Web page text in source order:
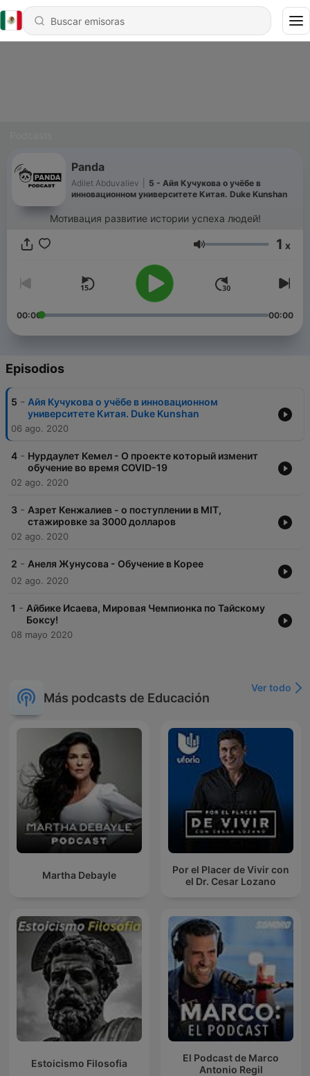
Panda
Adilet Abduvaliev
5 - Айя Кучукова о учёбе в
инновационном университете Китая. Duke Kunshan
Мотивация развитие истории успеха людей!
Volumen 1 x
00:00 00:00
Episodios
5 - Айя Кучукова о учёбе в инновационном
университете Китая. Duke Kunshan
06 ago. 2020
4 - Нурдаулет Кемел - О проекте который изменит
обучение во время COVID-19
02 ago. 2020
3 - Азрет Кенжалиев - о поступлении в MIT,
стажировке за 3000 долларов
02 ago. 2020
2 - Анеля Жунусова - Обучение в Корее
02 ago. 2020
1 - Айбике Исаева, Мировая Чемпионка по Тайскому
Боксу!
08 mayo 2020
Más podcasts de Educación
Ver todo
Martha Debayle
Por el Placer de Vivir con
el Dr. Cesar Lozano
Estoicismo Filosofia
El Podcast de Marco
Antonio Regil